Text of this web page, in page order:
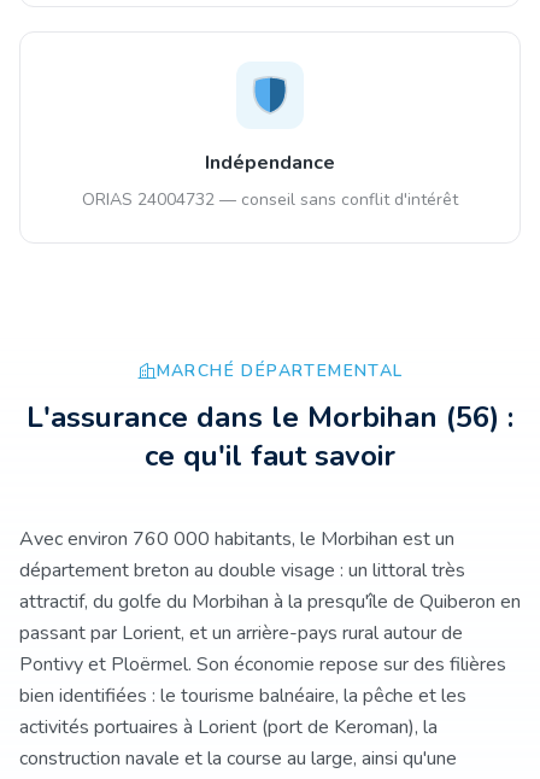
Indépendance
ORIAS 24004732 — conseil sans conflit d'intérêt
MARCHÉ DÉPARTEMENTAL
L'assurance dans le Morbihan (56) :
ce qu'il faut savoir
Avec environ 760 000 habitants, le Morbihan est un
département breton au double visage : un littoral très
attractif, du golfe du Morbihan à la presqu'île de Quiberon en
passant par Lorient, et un arrière-pays rural autour de
Pontivy et Ploërmel. Son économie repose sur des filières
bien identifiées : le tourisme balnéaire, la pêche et les
activités portuaires à Lorient (port de Keroman), la
construction navale et la course au large, ainsi qu'une